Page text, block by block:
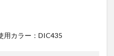
用カラー：DIC435